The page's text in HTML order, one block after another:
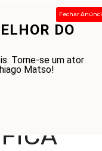
DO
Torne-se um ator
Matso!
Fechar
Menu